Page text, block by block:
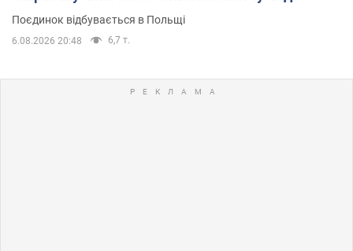
Поєдинок відбувається в Польщі
6.08.2026 20:48 6,7 т.